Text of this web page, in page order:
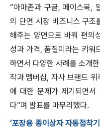
“아마존과 구글, 페이스북,
의 단면 시장 비즈니스 구조
해주는 양면으로 바꿔 편의
성과 가격, 품질이라는 키워
하면서 다양한 사례를 소개
작과 멤버십, 자사 브랜드
에 대한 문제가 제기되면
다”며 발표를 마무리했다.
‘포장용 종이상자 자동접착